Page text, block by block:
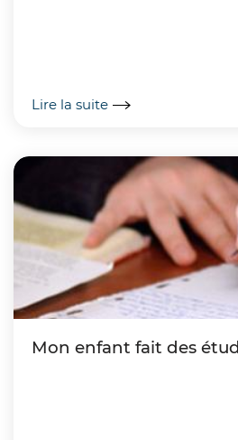
Lire la suite
Mon enfant fait des